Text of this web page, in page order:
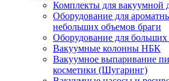
Комплекты для вакуумной
Оборудование для
небольших объемов браги
Оборудование для больших
Вакуумные колонны НБК
Вакуумное выпаривание
косметики (Шугаринг)